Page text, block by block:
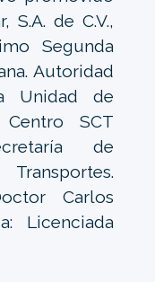
S.A. de C.V.,
Segunda
Autoridad
Unidad de
SCT
de
Carlos
Licenciada